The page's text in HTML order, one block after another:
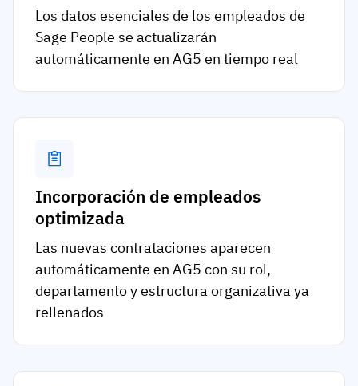
Los datos esenciales de los empleados de
Sage People se actualizarán
automáticamente en AG5 en tiempo real
Incorporación de empleados
optimizada
Las nuevas contrataciones aparecen
automáticamente en AG5 con su rol,
departamento y estructura organizativa ya
rellenados